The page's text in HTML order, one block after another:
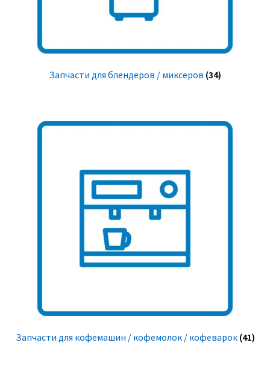
Запчасти для блендеров / миксеров (34)
Запчасти для кофемашин / кофемолок / кофеварок (41)